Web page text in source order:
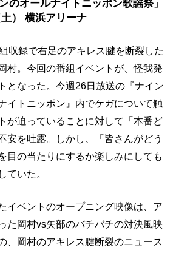
のオールナイトニッポン歌謡祭」
） 横浜アリーナ
収録で右足のアキレス腱を断裂した
村。今回の番組イベントが、怪我発
となった。今週26日放送の『ナイン
イトニッポン』内でケガについて触
が迫っていることに対して「本番ど
を吐露。しかし、「皆さんがどう
目の当たりにするか楽しみにしても
ていた。
イベントのオープニング映像は、ア
た岡村vs矢部のバチバチの対決風映
、岡村のアキレス腱断裂のニュース